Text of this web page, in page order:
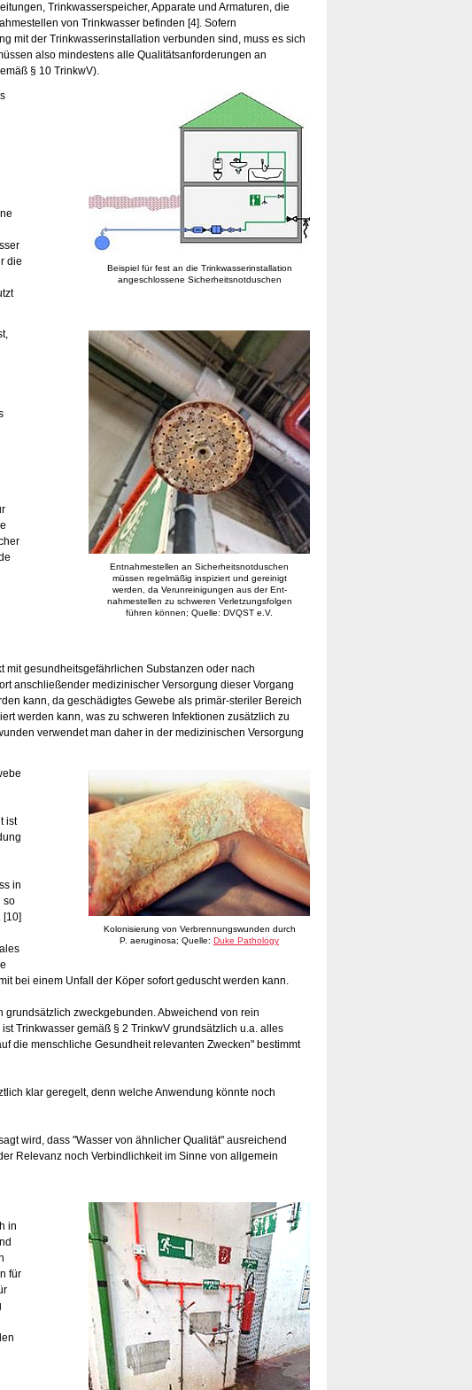
Trinkwasserspeicher, Apparate und Armaturen, die
von Trinkwasser befinden [4]. Sofern
mit der Trinkwasserinstallation verbunden sind, muss es sich
also mindestens alle Qualitätsanforderungen an
§ 10 TrinkwV).
Beispiel für fest an die Trinkwasserinstallation
angeschlossene Sicherheitsnotduschen
die
Entnahmestellen an Sicherheitsnotduschen
müssen regelmäßig inspiziert und gereinigt
werden, da Verunreinigungen aus der Ent-
nahmestellen zu schweren Verletzungsfolgen
führen können; Quelle: DVQST e.V.
mit gesundheitsgefährlichen Substanzen oder nach
anschließender medizinischer Versorgung dieser Vorgang
kann, da geschädigtes Gewebe als primär-steriler Bereich
werden kann, was zu schweren Infektionen zusätzlich zu
verwendet man daher in der medizinischen Versorgung
Kolonisierung von Verbrennungswunden durch
P. aeruginosa; Quelle: Duke Pathology
ist
in
so
[10]
bei einem Unfall der Köper sofort geduscht werden kann.
zweckgebunden. Abweichend von rein
Trinkwasser gemäß § 2 TrinkwV grundsätzlich u.a. alles
die menschliche Gesundheit relevanten Zwecken" bestimmt
klar geregelt, denn welche Anwendung könnte noch
wird, dass "Wasser von ähnlicher Qualität" ausreichend
Relevanz noch Verbindlichkeit im Sinne von allgemein
in
für